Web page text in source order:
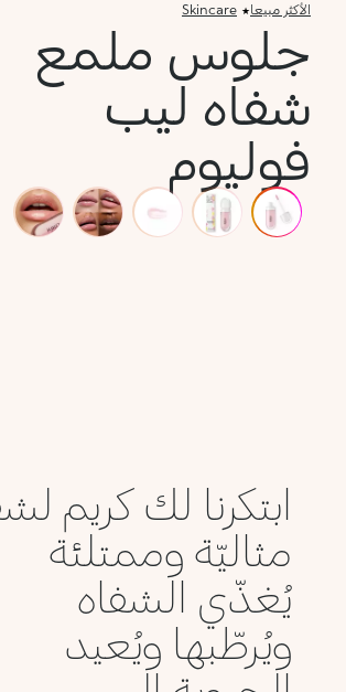
الأكثر مبيعا Skincare
جلوس ملمع
شفاه ليب
فوليوم
ابتكرنا لك كريم
مثاليّة وممتلئة
يُغذّي الشفاه
ويُرطّبها ويُعيد